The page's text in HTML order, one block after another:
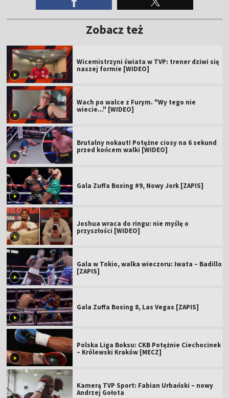
Zobacz też
Wicemistrzyni świata w TVP: trener dziwi się
naszej formie [WIDEO]
Wach po walce z Furym. "Wy tego nie
wiecie..." [WIDEO]
Brutalny nokaut! Potężne ciosy na 6 sekund
przed końcem walki [WIDEO]
Gala Zuffa Boxing #9, Nowy Jork [ZAPIS]
Joshua wraca do ringu: nie myślę o
przyszłości [WIDEO]
Gala w Tokio, walka wieczoru: Iwata – Badillo
[ZAPIS]
Gala Zuffa Boxing 8, Las Vegas [ZAPIS]
Polska Liga Boksu: CKB Potężnie Ciechocinek
– Królewski Kraków [MECZ]
Kamerą TVP Sport: Fabian Urbański – nowy
Andrzej Gołota